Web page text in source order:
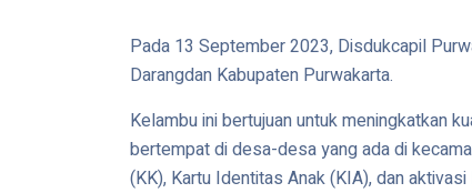
Pada 13 September 2023, Disdukcapil
Darangdan Kabupaten Purwakarta.
Kelambu ini bertujuan untuk meningkatkan
bertempat di desa-desa yang ada di
(KK), Kartu Identitas Anak (KIA), dan